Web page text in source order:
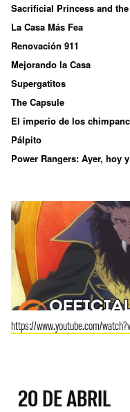
Sacrificial Princess and
La Casa Más Fea
Renovación 911
Mejorando la Casa
Supergatitos
The Capsule
El imperio de los
Pálpito
Power Rangers: Ayer, hoy
https://www.youtube.com/
20 DE ABRIL